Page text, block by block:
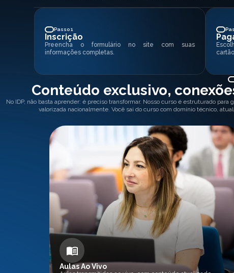
Passo 1
Inscrição
Preencha o formulário no site com suas
informações completas.
Conteúdo exclusivo,
No IDP, não basta aprender: é preciso transformar. Nosso curso é estruturado
valorizada nacionalmente. Você sai do curso com domínio técnico,
Aulas Ao Vivo